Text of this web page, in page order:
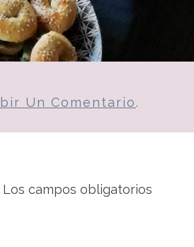
Un Comentario.
Los campos obligatorios